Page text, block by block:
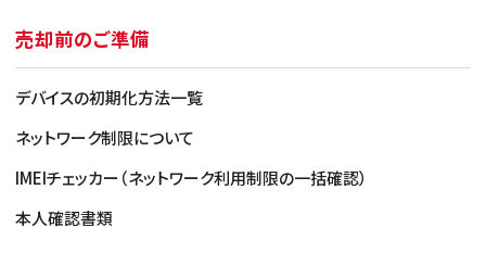
売却前のご準備
デバイスの初期化方法一覧
ネットワーク制限について
IMEIチェッカー（ネットワーク利用制限の一括確認）
本人確認書類